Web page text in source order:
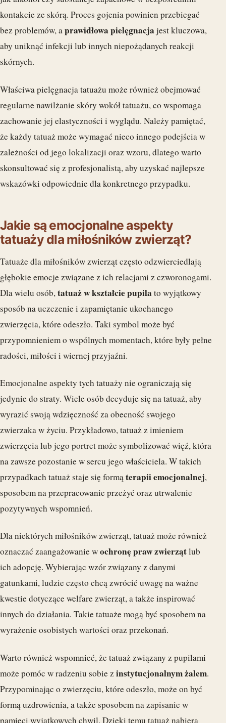
kontakcie ze skórą. Proces gojenia powinien przebiegać
bez problemów, aprawidłowa pielęgnacja jest kluczowa,
aby uniknąć infekcji lub innych niepożądanych reakcji
skórnych.
Właściwa pielęgnacja tatuażu może również obejmować
regularne nawilżanie skóry wokół tatuażu, co wspomaga
zachowanie jej elastyczności i wyglądu. Należy pamiętać,
że każdy tatuaż może wymagać nieco innego podejścia w
zależności od jego lokalizacji oraz wzoru, dlatego warto
skonsultować się z profesjonalistą, aby uzyskać najlepsze
wskazówki odpowiednie dla konkretnego przypadku.
Jakie są emocjonalne aspekty
tatuaży dla miłośników zwierząt?
Tatuaże dla miłośników zwierząt często odzwierciedlają
głębokie emocje związane z ich relacjami z czworonogami.
Dla wielu osób, tatuaż w kształcie pupila to wyjątkowy
sposób na uczczenie i zapamiętanie ukochanego
zwierzęcia, które odeszło. Taki symbol może być
przypomnieniem o wspólnych momentach, które były pełne
radości, miłości i wiernej przyjaźni.
Emocjonalne aspekty tych tatuaży nie ograniczają się
jedynie do straty. Wiele osób decyduje się na tatuaż, aby
wyrazić swoją wdzięczność za obecność swojego
zwierzaka w życiu. Przykładowo, tatuaż z imieniem
zwierzęcia lub jego portret może symbolizować więź, która
na zawsze pozostanie w sercu jego właściciela. W takich
przypadkach tatuaż staje się formąterapii emocjonalnej,
sposobem na przepracowanie przeżyć oraz utrwalenie
pozytywnych wspomnień.
Dla niektórych miłośników zwierząt, tatuaż może również
oznaczać zaangażowanie wochronę praw zwierzątlub
ich adopcję. Wybierając wzór związany z danymi
gatunkami, ludzie często chcą zwrócić uwagę na ważne
kwestie dotyczące welfare zwierząt, a także inspirować
innych do działania. Takie tatuaże mogą być sposobem na
wyrażenie osobistych wartości oraz przekonań.
Warto również wspomnieć, że tatuaż związany z pupilami
może pomóc w radzeniu sobie zinstytucjonalnym żalem.
Przypominając o zwierzęciu, które odeszło, może on być
formą uzdrowienia, a także sposobem na zapisanie w
pamięci wyjątkowych chwil. Dzięki temu tatuaż nabiera